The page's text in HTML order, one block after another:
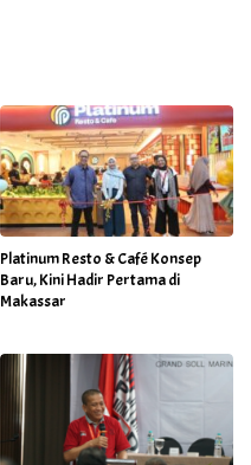
Platinum Resto & Café Konsep
Baru, Kini Hadir Pertama di
Makassar